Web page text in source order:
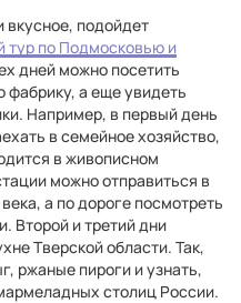
вкусное, подойдет
тур по Подмосковью и
дней можно посетить
а еще увидеть
Например, в первый день
в семейное хозяйство,
в живописном
можно отправиться в
а по дороге посмотреть
Второй и третий дни
Тверской области. Так,
ржаные пироги и узнать,
столиц России.